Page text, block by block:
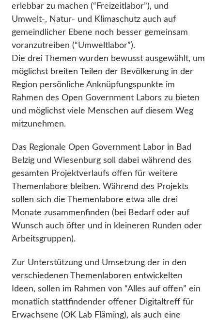
erlebbar zu machen (“Freizeitlabor”), und
Umwelt-, Natur- und Klimaschutz auch auf
gemeindlicher Ebene noch besser gemeinsam
voranzutreiben (“Umweltlabor”).
Die drei Themen wurden bewusst ausgewählt, um
möglichst breiten Teilen der Bevölkerung in der
Region persönliche Anknüpfungspunkte im
Rahmen des Open Government Labors zu bieten
und möglichst viele Menschen auf diesem Weg
mitzunehmen.
Das Regionale Open Government Labor in Bad
Belzig und Wiesenburg soll dabei während des
gesamten Projektverlaufs offen für weitere
Themenlabore bleiben. Während des Projekts
sollen sich die Themenlabore etwa alle drei
Monate zusammenfinden (bei Bedarf oder auf
Wunsch auch öfter und in kleineren Runden oder
Arbeitsgruppen).
Zur Unterstützung und Umsetzung der in den
verschiedenen Themenlaboren entwickelten
Ideen, sollen im Rahmen von “Alles auf offen” ein
monatlich stattfindender offener Digitaltreff für
Erwachsene (OK Lab Fläming), als auch eine